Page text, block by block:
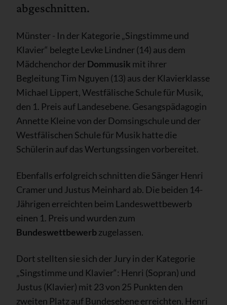
abgeschnitten.
Münster - In der Kategorie „Singstimme und
Klavier“ belegte Levke Lindner (14) aus dem
Mädchenchor derDommusik mit ihrer
Begleitung Tim Nguyen (13) aus der Klavierklasse
Michael Lippert, Westfälische Schule für Musik,
den 1. Preis auf Landesebene. Gesangspädagogin
Annette Kleine von der Domsingschule und der
Westfälischen Schule für Musik hatte die
Schülerin auf das Wertungssingen vorbereitet.
Ebenfalls erfolgreich schnitten die Sänger Henri
Cramer und Justus Meinhard ab. Die beiden 14-
Jährigen erreichten beim Landeswettbewerb
einen 1. Preis und wurden zum
Bundeswettbewerbzugelassen.
Dort stellten sie sich der Jury in der Kategorie
„Singstimme und Klavier“: Henri (Sopran) und
Justus (Klavier) mit 23 von 25 Punkten den
zweiten Platz auf Bundesebene erreichten. Henri